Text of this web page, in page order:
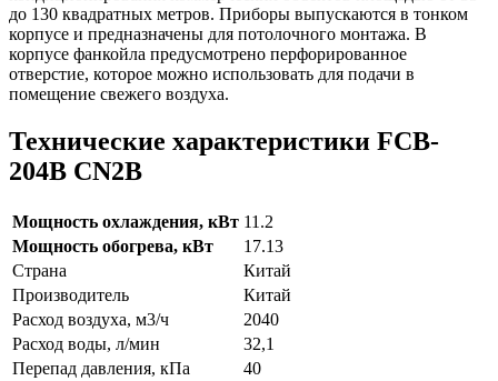
до 130 квадратных метров. Приборы выпускаются в тонком
корпусе и предназначены для потолочного монтажа. В
корпусе фанкойла предусмотрено перфорированное
отверстие, которое можно использовать для подачи в
помещение свежего воздуха.
Технические характеристики FCB-
204B CN2B
Мощность охлаждения, кВт 11.2
Мощность обогрева, кВт
17.13
Страна
Китай
Производитель
Китай
Расход воздуха, м3/ч
2040
Расход воды, л/мин
32,1
Перепад давления, кПа
40